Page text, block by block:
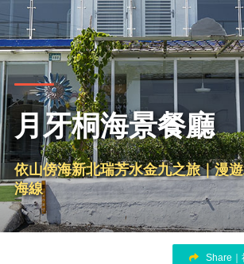
月牙桐海景餐廳
依山傍海新北瑞芳水金九之旅｜漫
海線
Share｜